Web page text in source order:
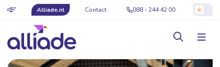
Alliade.nl Contact 088 - 244 42 00